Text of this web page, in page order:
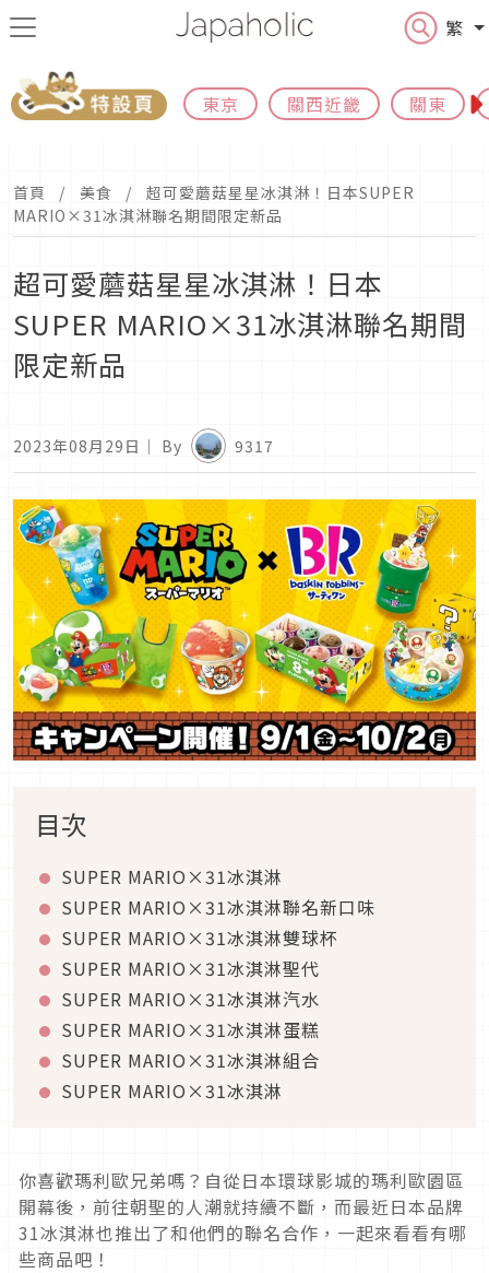
繁
東京 關西近畿 關東
首頁 美食
超可愛蘑菇星星冰淇淋！日本SUPER
MARIO×31冰淇淋聯名期間限定新品
超可愛蘑菇星星冰淇淋！日本
SUPER MARIO×31冰淇淋聯名期間
限定新品
2023年08月29日 ｜ By 9317
目次
SUPER MARIO×31冰淇淋
SUPER MARIO×31冰淇淋聯名新口味
SUPER MARIO×31冰淇淋雙球杯
SUPER MARIO×31冰淇淋聖代
SUPER MARIO×31冰淇淋汽水
SUPER MARIO×31冰淇淋蛋糕
SUPER MARIO×31冰淇淋組合
SUPER MARIO×31冰淇淋
你喜歡瑪利歐兄弟嗎？自從日本環球影城的瑪利歐園區
開幕後，前往朝聖的人潮就持續不斷，而最近日本品牌
31冰淇淋也推出了和他們的聯名合作，一起來看看有哪
些商品吧！